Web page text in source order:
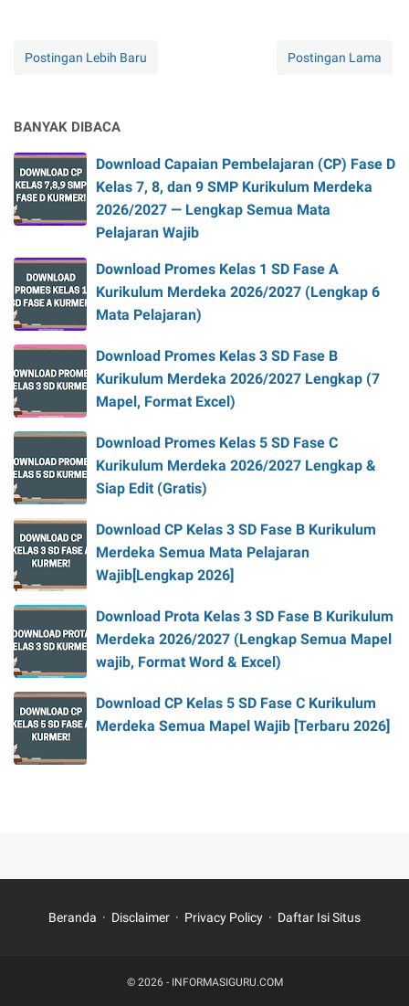
Postingan Lebih Baru Postingan Lama
BANYAK DIBACA
Download Capaian Pembelajaran (CP) Fase D
Kelas 7, 8, dan 9 SMP Kurikulum Merdeka
2026/2027 — Lengkap Semua Mata
Pelajaran Wajib
Download Promes Kelas 1 SD Fase A
Kurikulum Merdeka 2026/2027 (Lengkap 6
Mata Pelajaran)
Download Promes Kelas 3 SD Fase B
Kurikulum Merdeka 2026/2027 Lengkap (7
Mapel, Format Excel)
Download Promes Kelas 5 SD Fase C
Kurikulum Merdeka 2026/2027 Lengkap &
Siap Edit (Gratis)
Download CP Kelas 3 SD Fase B Kurikulum
Merdeka Semua Mata Pelajaran
Wajib[Lengkap 2026]
Download Prota Kelas 3 SD Fase B Kurikulum
Merdeka 2026/2027 (Lengkap Semua Mapel
wajib, Format Word & Excel)
Download CP Kelas 5 SD Fase C Kurikulum
Merdeka Semua Mapel Wajib [Terbaru 2026]
Beranda Disclaimer Privacy Policy Daftar Isi Situs
© 2026 - INFORMASIGURU.COM